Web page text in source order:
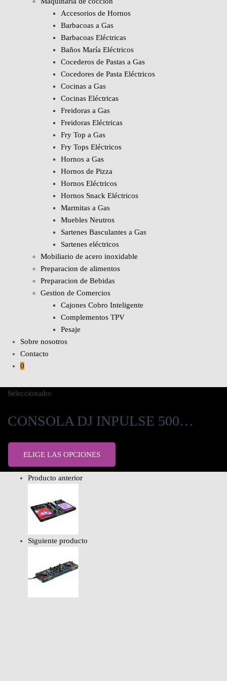
Accesorios de Hornos
Barbacoas a Gas
Barbacoas Eléctricas
Baños María Eléctricos
Cocederos de Pastas a Gas
Cocedores de Pasta Eléctricos
Cocinas a Gas
Cocinas Eléctricas
Freidoras a Gas
Freidoras Eléctricas
Fry Top a Gas
Fry Tops Eléctricos
Hornos a Gas
Hornos de Pizza
Hornos Eléctricos
Hornos Snack Eléctricos
Marmitas a Gas
Muebles Neutros
Sartenes Basculantes a Gas
Sartenes eléctricos
Mobiliario de acero inoxidable
Preparacion de alimentos
Preparacion de Bebidas
Gestion de Comercios
Cajones Cobro Inteligente
Complementos TPV
Pesaje
Sobre nosotros
Contacto
0
Seleccionado:
CONSOLA DJ INPULSE 500…
ELIGE LAS OPCIONES
Producto anterior
Siguiente producto